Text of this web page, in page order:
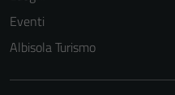
Eventi
Albisola Turismo